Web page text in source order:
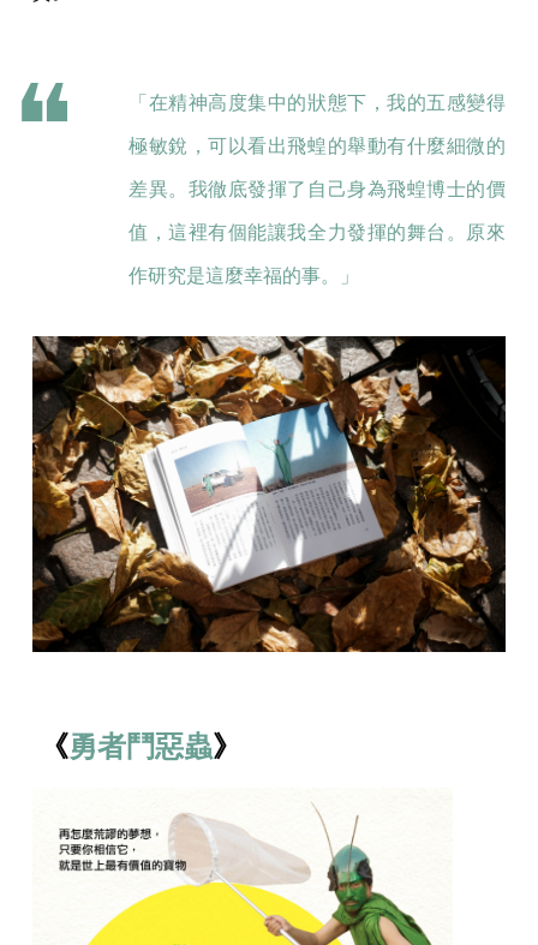
「在精神高度集中的狀態下，我的五感變得
極敏銳，可以看出飛蝗的舉動有什麼細微的
差異。我徹底發揮了自己身為飛蝗博士的價
值，這裡有個能讓我全力發揮的舞台。原來
作研究是這麼幸福的事。」
《勇者鬥惡蟲》